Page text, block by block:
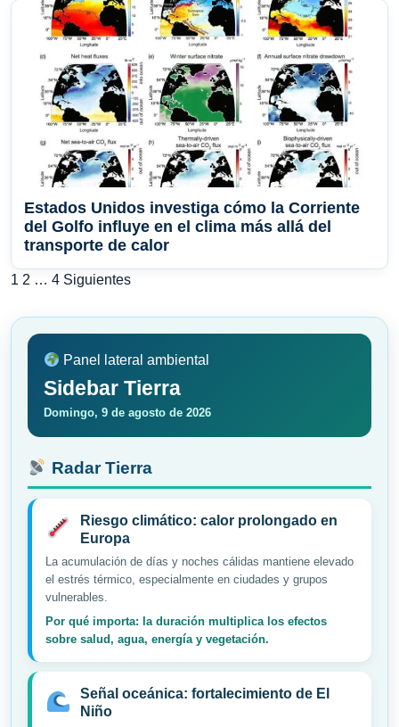
Estados Unidos investiga cómo la Corriente
del Golfo influye en el clima más allá del
transporte de calor
Paginación
de
entradas
1 2 … 4 Siguientes
Panel lateral ambiental
Sidebar Tierra
Domingo, 9 de agosto de 2026
Radar Tierra
Riesgo climático: calor prolongado en
Europa
La acumulación de días y noches cálidas mantiene elevado
el estrés térmico, especialmente en ciudades y grupos
vulnerables.
Por qué importa: la duración multiplica los efectos
sobre salud, agua, energía y vegetación.
Señal oceánica: fortalecimiento de El
Niño